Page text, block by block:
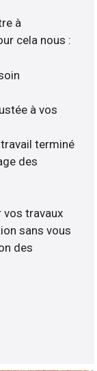
à
cela nous :
à vos
terminé
des
vos travaux
sans vous
des